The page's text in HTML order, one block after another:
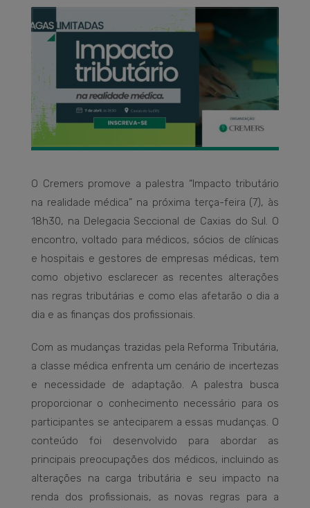
O Cremers promove a palestra “Impacto tributário
na realidade médica” na próxima terça-feira (7), às
18h30, na Delegacia Seccional de Caxias do Sul. O
encontro, voltado para médicos, sócios de clínicas
e hospitais e gestores de empresas médicas, tem
como objetivo esclarecer as recentes alterações
nas regras tributárias e como elas afetarão o dia a
dia e as finanças dos profissionais.
Com as mudanças trazidas pela Reforma Tributária,
a classe médica enfrenta um cenário de incertezas
e necessidade de adaptação. A palestra busca
proporcionar o conhecimento necessário para os
participantes se anteciparem a essas mudanças. O
conteúdo foi desenvolvido para abordar as
principais preocupações dos médicos, incluindo as
alterações na carga tributária e seu impacto na
renda dos profissionais, as novas regras para a